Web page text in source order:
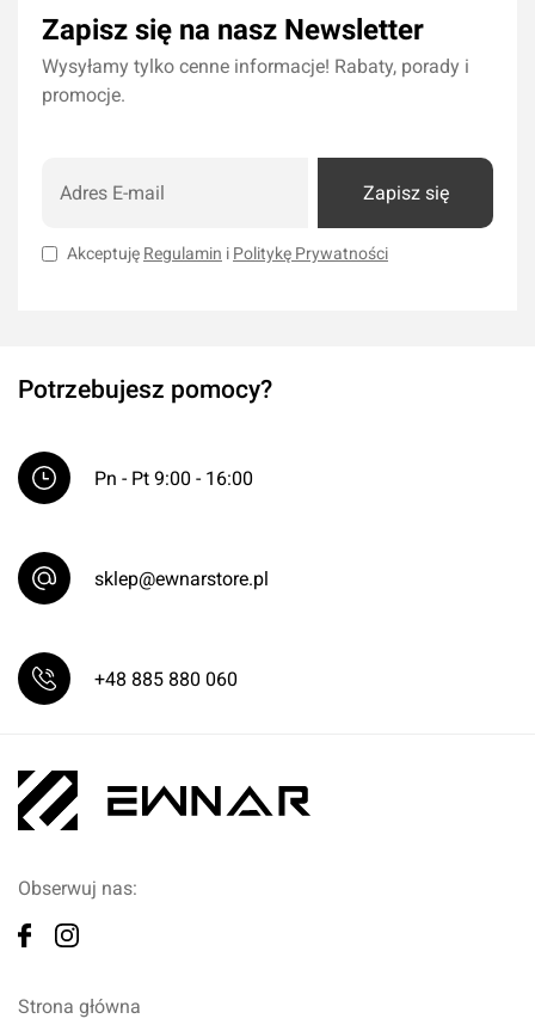
Zapisz się na nasz Newsletter
Wysyłamy tylko cenne informacje! Rabaty, porady i
promocje.
Zapisz się
Akceptuję Regulamin i Politykę Prywatności
Potrzebujesz pomocy?
Pn - Pt 9:00 - 16:00
sklep@ewnarstore.pl
+48 885 880 060
Obserwuj nas:
Strona główna